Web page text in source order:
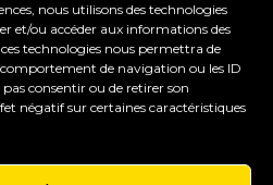
nous utilisons des technologies
et/ou accéder aux informations des
technologies nous permettra de
comportement de navigation ou les ID
consentir ou de retirer son
négatif sur certaines caractéristiques